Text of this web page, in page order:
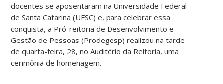
docentes se aposentaram na Universidade Federal
de Santa Catarina (UFSC) e, para celebrar essa
conquista, a Pró-reitoria de Desenvolvimento e
Gestão de Pessoas (Prodegesp) realizou na tarde
de quarta-feira, 28, no Auditório da Reitoria, uma
cerimônia de homenagem.